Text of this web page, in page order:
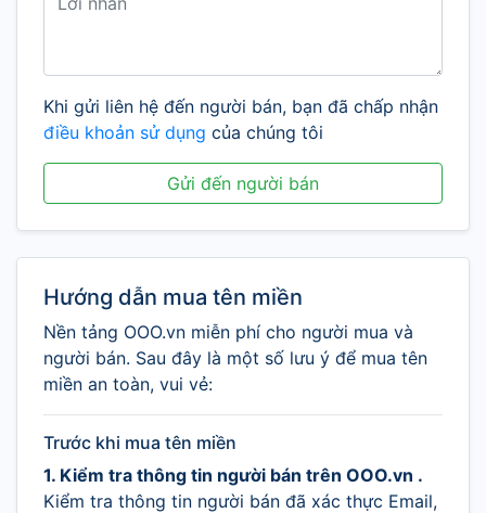
Khi gửi liên hệ đến người bán, bạn đã chấp nhận
điều khoản sử dụng của chúng tôi
Gửi đến người bán
Hướng dẫn mua tên miền
Nền tảng OOO.vn miễn phí cho người mua và
người bán. Sau đây là một số lưu ý để mua tên
miền an toàn, vui vẻ:
Trước khi mua tên miền
1. Kiểm tra thông tin người bán trên OOO.vn .
Kiểm tra thông tin người bán đã xác thực Email,